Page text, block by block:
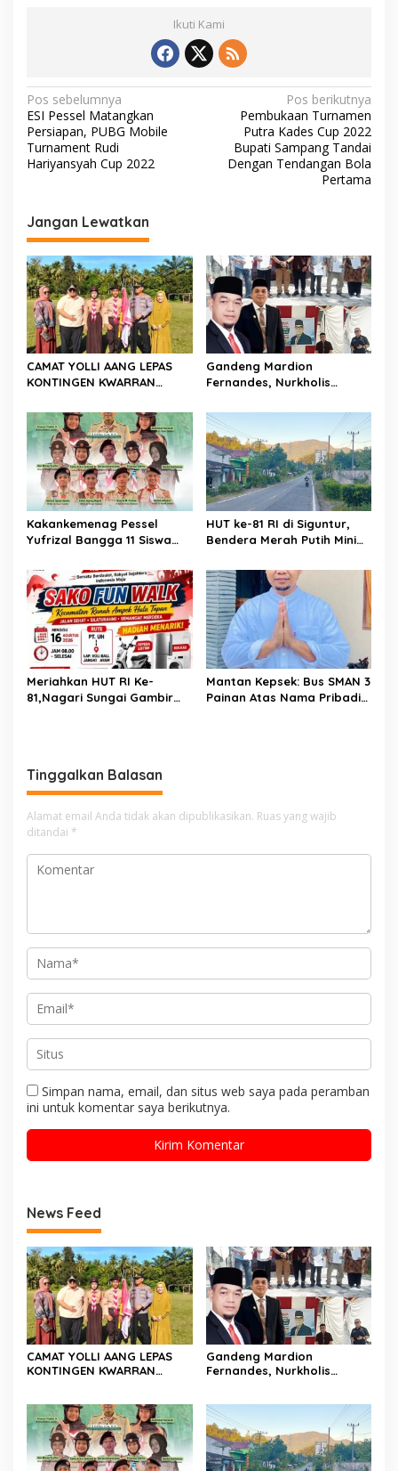
k
s
A
p
p
y
Li
n
k
Ikuti Kami
N
a
v
i
a
s
i
p
o
s
Pos sebelumnya
ESI Pessel Matangkan
Persiapan, PUBG Mobile
Turnament Rudi
Hariyansyah Cup 2022
Pos berikutnya
Pembukaan Turnamen
Putra Kades Cup 2022
Bupati Sampang Tandai
Dengan Tendangan Bola
Pertama
Jangan Lewatkan
CAMAT YOLLI AANG LEPAS
KONTINGEN KWARRAN
JAMBORE DAN PESTA SIAGA
CABANG PANCUNG SOAL
Gandeng Mardion
Fernandes, Nurkholis
Sosialisasikan Perda
Lingkungan Hidup di
Wilayah Koto Nan Godang
Kakankemenag Pessel
Yufrizal Bangga 11 Siswa
Jambore Nasional XII 2026.
Bisa Harumkan Nama
Madrasah dan Daerah
HUT ke-81 RI di Siguntur,
Bendera Merah Putih Minim
“Merdeka Belum Dirasakan
Masyarakat”
Meriahkan HUT RI Ke-
81,Nagari Sungai Gambir
Mantan Kepsek: Bus SMAN 3
Painan Atas Nama Pribadi
Tinggalkan Balasan
Alamat email Anda tidak akan dipublikasikan. Ruas yang wajib
ditandai *
Simpan nama, email, dan situs web saya pada peramban
ini untuk komentar saya berikutnya.
News Feed
CAMAT YOLLI AANG LEPAS
KONTINGEN KWARRAN
CABANG PANCUNG SOAL
Gandeng Mardion
Fernandes, Nurkholis
Lingkungan Hidup di
Wilayah Koto Nan Godang